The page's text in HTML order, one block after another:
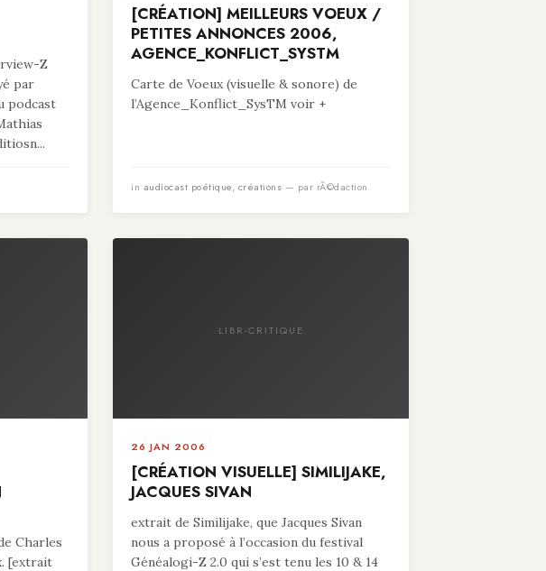
Z
par
podcast
[CRÉATION] MEILLEURS VOEUX /
PETITES ANNONCES 2006,
AGENCE_KONFLICT_SYSTM
Carte de Voeux (visuelle & sonore) de
l’Agence_Konflict_SysTM voir +
in audiocast poétique, créations — par rÃ©daction
Charles
[extrait
LIBR-CRITIQUE
26 JAN 2006
[CRÉATION VISUELLE] SIMILIJAKE,
JACQUES SIVAN
extrait de Similijake, que Jacques Sivan
nous a proposé à l’occasion du festival
Généalogi-Z 2.0 qui s’est tenu les 10 & 14